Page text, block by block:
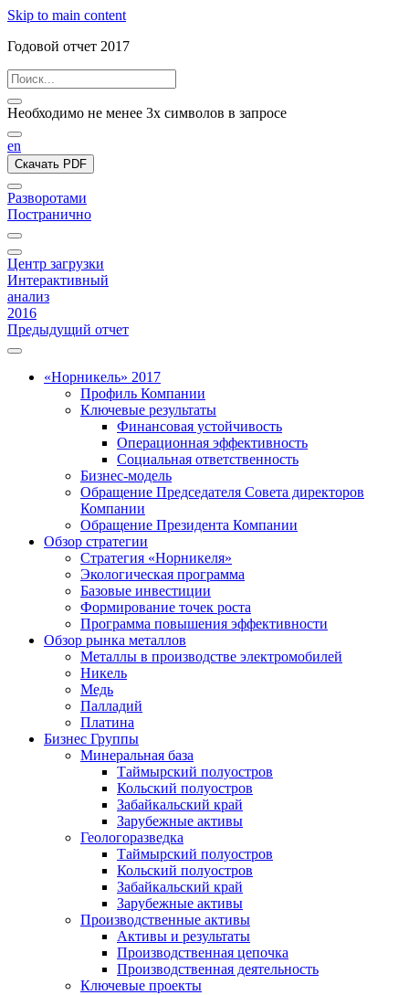
Skip to main content
Годовой отчет 2017
Необходимо не менее 3х символов в запросе
en
Скачать PDF
Разворотами
Постранично
Центр загрузки
Интерактивный
анализ
2016
Предыдущий отчет
«Норникель» 2017
Профиль Компании
Ключевые результаты
Финансовая устойчивость
Операционная эффективность
Социальная ответственность
Бизнес-модель
Обращение Председателя Совета директоров
Компании
Обращение Президента Компании
Обзор стратегии
Стратегия «Норникеля»
Экологическая программа
Базовые инвестиции
Формирование точек роста
Программа повышения эффективности
Обзор рынка металлов
Металлы в производстве электромобилей
Никель
Медь
Палладий
Платина
Бизнес Группы
Минеральная база
Таймырский полуостров
Кольский полуостров
Забайкальский край
Зарубежные активы
Геологоразведка
Таймырский полуостров
Кольский полуостров
Забайкальский край
Зарубежные активы
Производственные активы
Активы и результаты
Производственная цепочка
Производственная деятельность
Ключевые проекты